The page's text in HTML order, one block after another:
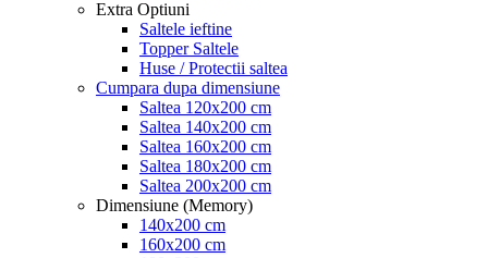
Extra Optiuni
Saltele ieftine
Topper Saltele
Huse / Protectii saltea
Cumpara dupa dimensiune
Saltea 120x200 cm
Saltea 140x200 cm
Saltea 160x200 cm
Saltea 180x200 cm
Saltea 200x200 cm
Dimensiune (Memory)
140x200 cm
160x200 cm